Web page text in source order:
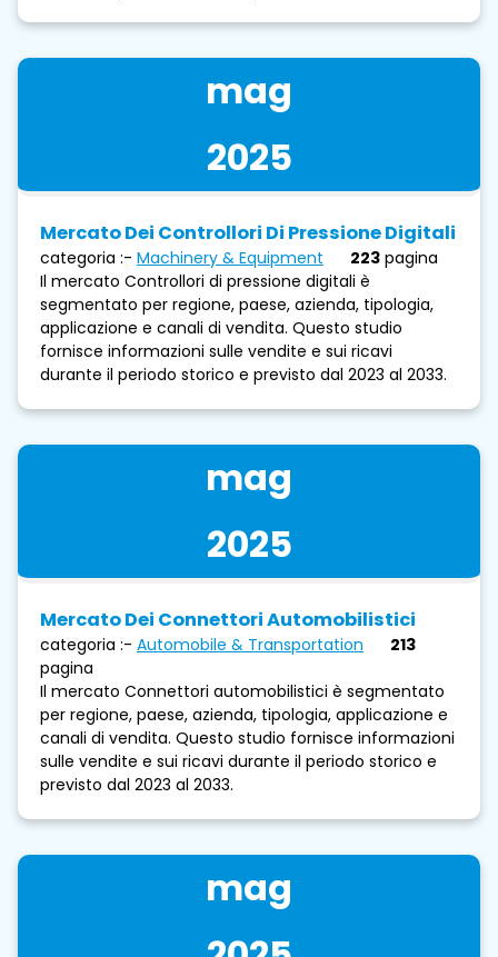
mag
2025
Mercato Dei Controllori Di Pressione Digitali
categoria :- Machinery & Equipment 223 pagina
Il mercato Controllori di pressione digitali è
segmentato per regione, paese, azienda, tipologia,
applicazione e canali di vendita. Questo studio
fornisce informazioni sulle vendite e sui ricavi
durante il periodo storico e previsto dal 2023 al 2033.
mag
2025
Mercato Dei Connettori Automobilistici
categoria :- Automobile & Transportation
213
pagina
Il mercato Connettori automobilistici è segmentato
per regione, paese, azienda, tipologia, applicazione e
canali di vendita. Questo studio fornisce informazioni
sulle vendite e sui ricavi durante il periodo storico e
previsto dal 2023 al 2033.
mag